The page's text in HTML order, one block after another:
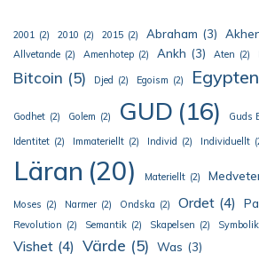
2001 (2) 2010 (2) 2015 (2) Abraham (3)
Allvetande (2) Amenhotep (2) Ankh (3) Aten (2)
Bitcoin (5) Djed (2) Egoism (2) Egypten
Godhet (2) Golem (2) GUD (16) Guds
Identitet (2) Immateriellt (2) Individ (2) Individuellt
Läran (20) Materiellt (2)
Moses (2) Narmer (2) Ondska (2) Ordet (4)
Revolution (2) Semantik (2) Skapelsen (2) Symbolik
Vishet (4) Värde (5) Was (3)